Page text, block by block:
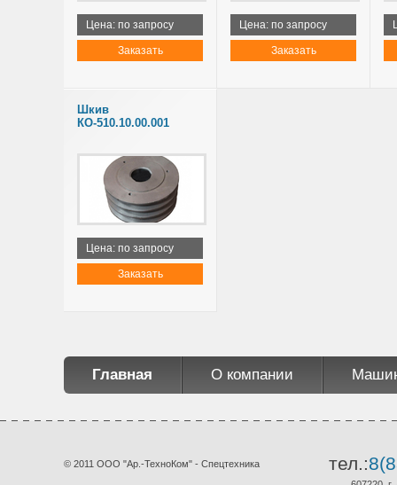
Цена: по запросу
Заказать
Цена: по запросу
Заказать
Шкив
КО-510.10.00.001
Цена: по запросу
Заказать
Главная О компании
© 2011 ООО "Ар.-ТехноКом" - Спецтехника тел.: